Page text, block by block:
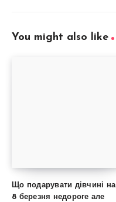
You might also like
Що подарувати дівчині на
8 березня недороге але